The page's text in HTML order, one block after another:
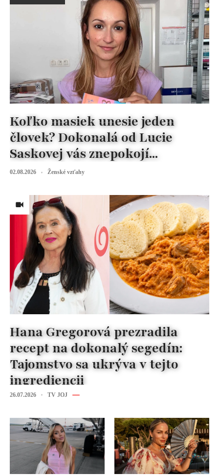
Koľko masiek unesie jeden
človek? Dokonalá od Lucie
Saskovej vás znepokojí...
02.08.2026 Ženské vzťahy
Hana Gregorová prezradila
recept na dokonalý segedín:
Tajomstvo sa ukrýva v tejto
ingrediencii
26.07.2026 TV JOJ